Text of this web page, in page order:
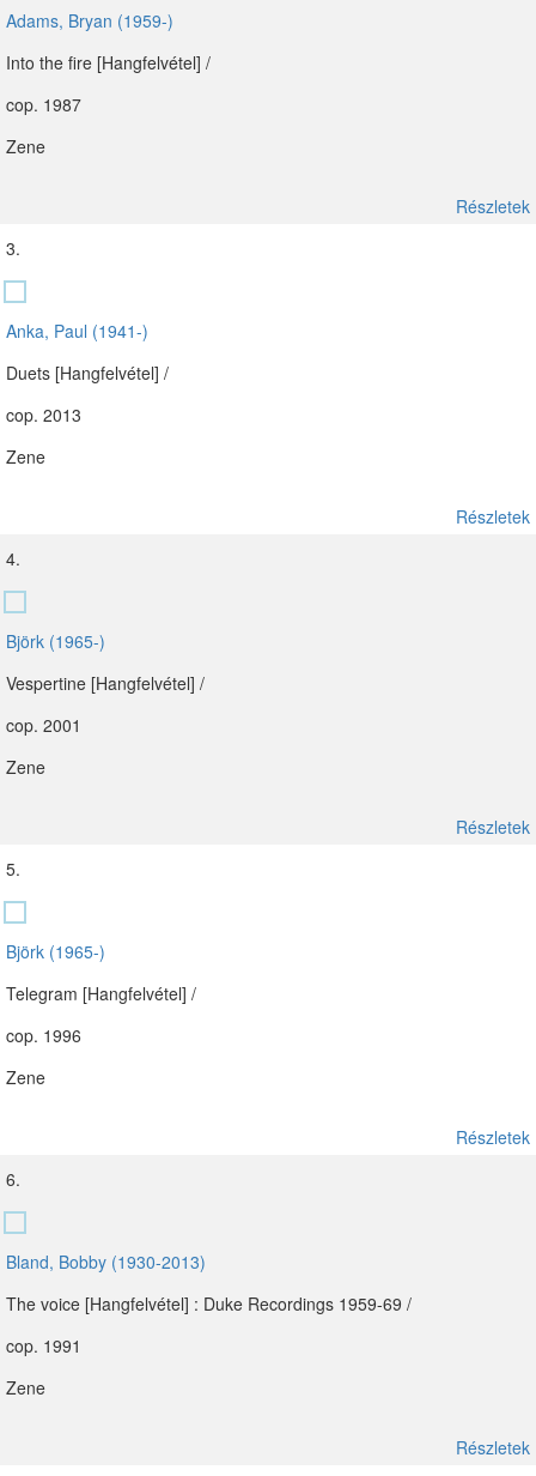
Adams, Bryan (1959-)
Into the fire [Hangfelvétel] /
cop. 1987
Zene
Részletek
3.
Anka, Paul (1941-)
Duets [Hangfelvétel] /
cop. 2013
Zene
Részletek
4.
Björk (1965-)
Vespertine [Hangfelvétel] /
cop. 2001
Zene
Részletek
5.
Björk (1965-)
Telegram [Hangfelvétel] /
cop. 1996
Zene
Részletek
6.
Bland, Bobby (1930-2013)
The voice [Hangfelvétel] : Duke Recordings 1959-69 /
cop. 1991
Zene
Részletek